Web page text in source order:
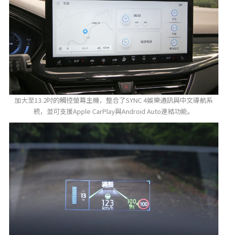
加大至13.2吋的觸控螢幕主機，整合了SYNC 4娛樂通訊與中文導航系
統，並可支援Apple CarPlay與Android Auto連結功能。